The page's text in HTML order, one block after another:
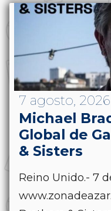
7 agosto, 2026
Michael
Global de
& Sisters
Reino Unido.- 7